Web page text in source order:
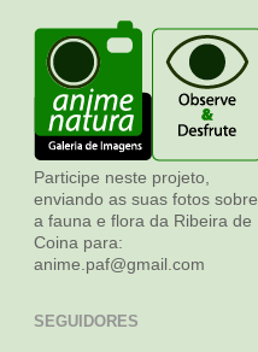
Participe neste projeto,
enviando as suas fotos sobre
a fauna e flora da Ribeira de
Coina para:
anime.paf@gmail.com
SEGUIDORES